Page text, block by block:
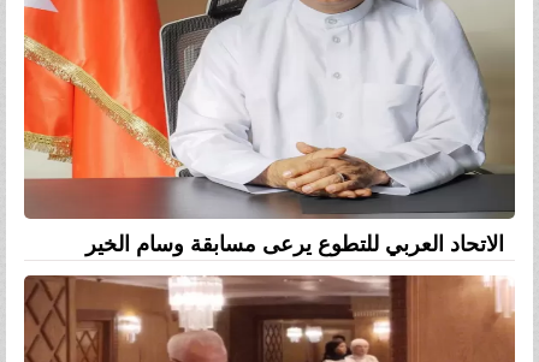
الاتحاد العربي للتطوع يرعى مسابقة وسام الخير